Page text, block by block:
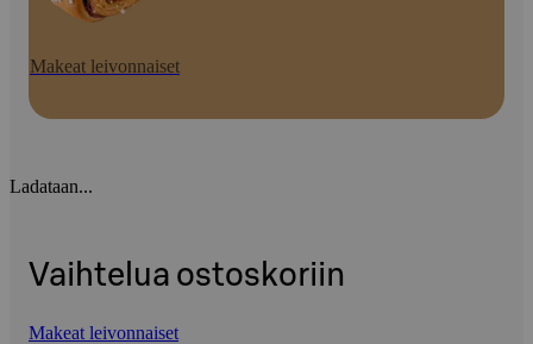
Makeat leivonnaiset
Ladataan...
Vaihtelua ostoskoriin
Makeat leivonnaiset